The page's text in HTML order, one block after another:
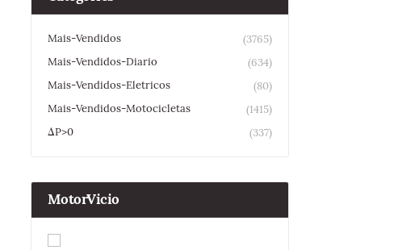
Mais-Vendidos
(3765)
Mais-Vendidos-Diario
(634)
Mais-Vendidos-Eletricos
(80)
Mais-Vendidos-Motocicletas
(1415)
ΔP>0
(337)
MotorVicio